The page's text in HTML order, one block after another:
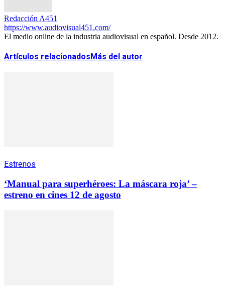
Redacción A451
https://www.audiovisual451.com/
El medio online de la industria audiovisual en español. Desde 2012.
Artículos relacionadosMás del autor
Estrenos
‘Manual para superhéroes: La máscara roja’ –
estreno en cines 12 de agosto